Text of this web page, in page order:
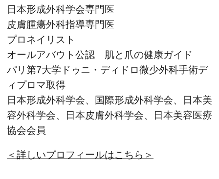
日本形成外科学会専門医
皮膚腫瘍外科指導専門医
プロネイリスト
オールアバウト公認 肌と爪の健康ガイド
パリ第7大学ドゥニ・ディドロ微少外科手術デ
ィプロマ取得
日本形成外科学会、国際形成外科学会、日本美
容外科学会、日本皮膚外科学会、日本美容医療
協会会員
＜詳しいプロフィールはこちら＞